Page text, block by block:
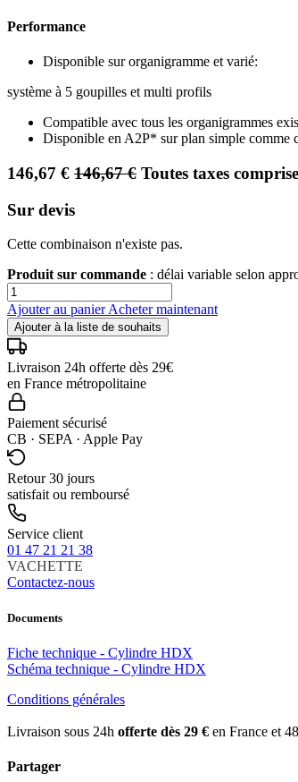
Performance
Disponible sur organigramme et varié:
système à 5 goupilles et multi profils
Compatible avec tous les organigrammes
Disponible en A2P* sur plan simple comme
146,67 € 146,67€ Toutes taxes
Sur devis
Cette combinaison n'existe pas.
Produit sur commande : délai variable selon
Ajouter au panierAcheter maintenant
Ajouter à la liste de souhaits
Livraison 24h offerte dès 29€
en France métropolitaine
Paiement sécurisé
CB · SEPA · Apple Pay
Retour 30 jours
satisfait ou remboursé
Service client
01 47 21 21 38
VACHETTE
Contactez-nous
Documents
Fiche technique - Cylindre HDX
Schéma technique - Cylindre HDX
Conditions générales
Livraison sous 24h offerte dès 29 € en France et
Partager